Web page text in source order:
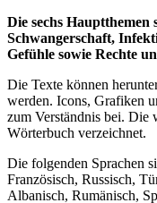
Die sechs
Schwangerschaft,
Gefühle sowie Rechte
Die Texte können
werden. Icons, Grafiken
zum Verständnis bei. Die
Wörterbuch verzeichnet.
Die folgenden Sprachen
Französisch, Russisch,
Albanisch, Rumänisch,